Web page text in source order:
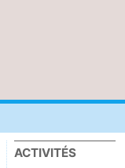
ACTIVITÉS